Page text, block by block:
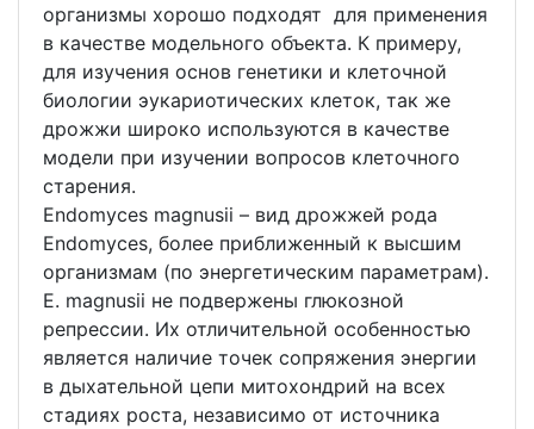
организмы хорошо подходят для применения
в качестве модельного объекта. К примеру,
для изучения основ генетики и клеточной
биологии эукариотических клеток, так же
дрожжи широко используются в качестве
модели при изучении вопросов клеточного
старения.
Endomyces magnusii – вид дрожжей рода
Endomyces, более приближенный к высшим
организмам (по энергетическим параметрам).
E. magnusii не подвержены глюкозной
репрессии. Их отличительной особенностью
является наличие точек сопряжения энергии
в дыхательной цепи митохондрий на всех
стадиях роста, независимо от источника